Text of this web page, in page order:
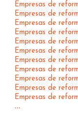
Empresas de
Empresas de
Empresas de
Empresas de
Empresas de
Empresas de
Empresas de
Empresas de
Empresas de
Empresas de
Empresas de
...